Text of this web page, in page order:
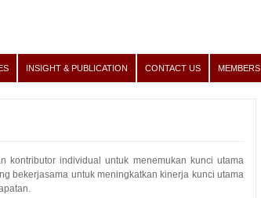
INSIGHT & PUBLICATION CONTACT US MEMBERS
kontributor individual untuk menemukan kunci utama
bekerjasama untuk meningkatkan kinerja kunci utama